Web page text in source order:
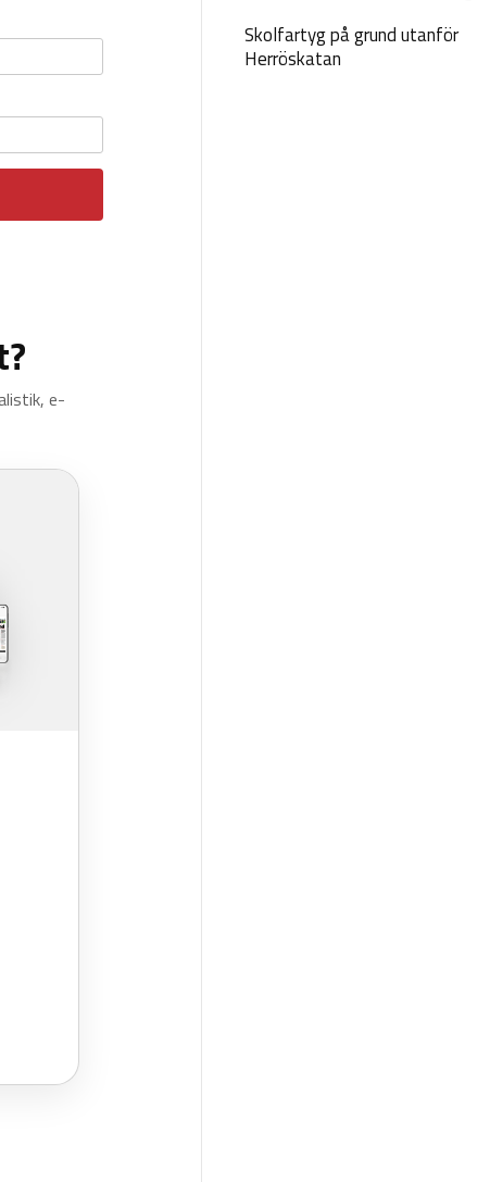
Skolfartyg på grund utanför
Herröskatan